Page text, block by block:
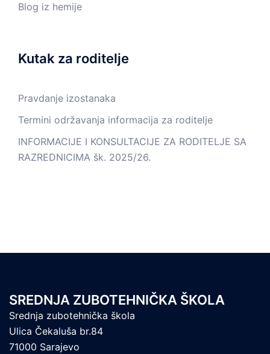
Blog iz hemije
Kutak za roditelje
Pravdanje izostanaka
Termini održavanja informacija za roditelje
INFORMACIJE I KONSULTACIJE ZA RODITELJE SA
RAZREDNICIMA šk. 2025/26.
SREDNJA ZUBOTEHNIČKA ŠKOLA
Srednja zubotehnička škola
Ulica Čekaluša br.84
71000 Sarajevo